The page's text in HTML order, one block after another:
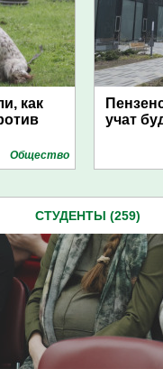
как
Общество
учат
СТУДЕНТЫ (259)